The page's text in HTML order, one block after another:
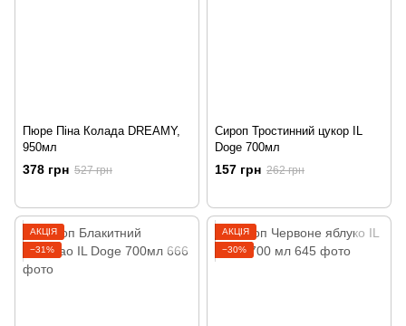
Пюре Піна Колада DREAMY,
950мл
378 грн 527 грн
Сироп Тростинний цукор IL
Doge 700мл
157 грн 262 грн
АКЦІЯ
−31%
АКЦІЯ
−30%